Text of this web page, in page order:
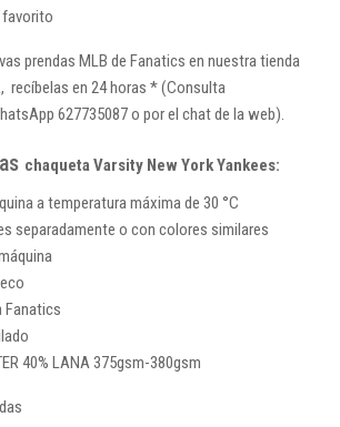
favorito
prendas MLB de Fanatics en nuestra tienda
recíbelas en 24 horas * (Consulta
627735087 o por el chat de la web).
chaqueta Varsity New York Yankees:
a temperatura máxima de 30 °C
separadamente o con colores similares
Fanatics
40% LANA 375gsm-380gsm